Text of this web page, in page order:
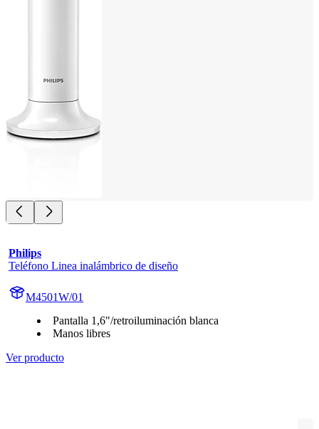
Philips
Teléfono Linea inalámbrico de diseño
M4501W/01
Pantalla 1,6"/retroiluminación blanca
Manos libres
Ver producto